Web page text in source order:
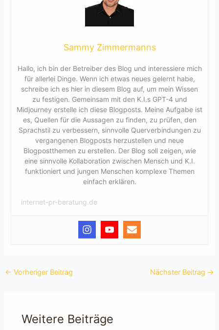
Sammy Zimmermanns
Hallo, ich bin der Betreiber des Blog und interessiere mich
für allerlei Dinge. Wenn ich etwas neues gelernt habe,
schreibe ich es hier in diesem Blog auf, um mein Wissen
zu festigen. Gemeinsam mit den K.I.s GPT-4 und
Midjourney erstelle ich diese Blogposts. Meine Aufgabe ist
es, Quellen für die Aussagen zu finden, zu prüfen, den
Sprachstil zu verbessern, sinnvolle Querverbindungen zu
vergangenen Blogposts herzustellen und neue
Blogpostthemen zu erstellen. Der Blog soll zeigen, wie
eine sinnvolle Kollaboration zwischen Mensch und K.I.
funktioniert und jungen Menschen komplexe Themen
einfach erklären.
internet-pr-beratung.de
← Vorheriger Beitrag Nächster Beitrag →
Weitere Beiträge